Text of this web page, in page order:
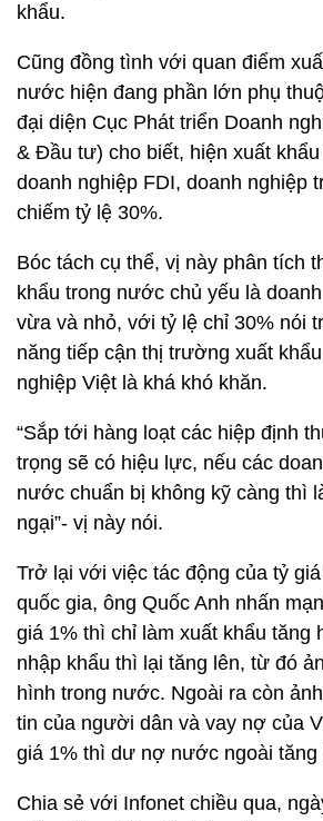
khẩu.
Cũng đồng tình với quan điểm
nước hiện đang phần lớn phụ
đại diện Cục Phát triển Doanh
& Đầu tư) cho biết, hiện xuất
doanh nghiệp FDI, doanh nghiệp
chiếm tỷ lệ 30%.
Bóc tách cụ thể, vị này phân tích
khẩu trong nước chủ yếu là
vừa và nhỏ, với tỷ lệ chỉ 30% nói
năng tiếp cận thị trường xuất
nghiệp Việt là khá khó khăn.
“Sắp tới hàng loạt các hiệp định
trọng sẽ có hiệu lực, nếu các
nước chuẩn bị không kỹ càng thì
ngại”- vị này nói.
Trở lại với việc tác động của tỷ
quốc gia, ông Quốc Anh nhấn
giá 1% thì chỉ làm xuất khẩu tăng
nhập khẩu thì lại tăng lên, từ đó
hình trong nước. Ngoài ra còn
tin của người dân và vay nợ của
giá 1% thì dư nợ nước ngoài tăng
Chia sẻ với Infonet chiều qua,